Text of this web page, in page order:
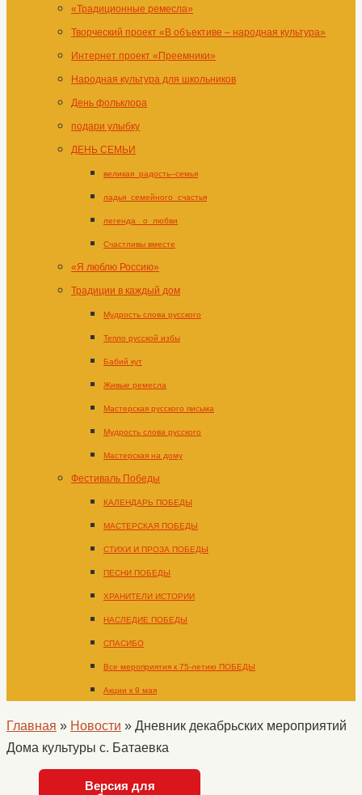
«Традиционные ремесла»
Творческий проект «В объективе – народная культура»
Интернет проект «Преемники»
Народная культура для школьников
День фольклора
подари улыбку
ДЕНЬ СЕМЬИ
великая_радость–семья
ладья_семейного_счастья
легенда _о_любви
Счастливы вместе
«Я люблю Россию»
Традиции в каждый дом
Мудрость слова русского
Тепло русской избы
Бабий кут
Живые ремесла
Мастерская русского письма
Мудрость слова русского
Мастерская на дому
Фестиваль Победы
КАЛЕНДАРЬ ПОБЕДЫ
МАСТЕРСКАЯ ПОБЕДЫ
СТИХИ И ПРОЗА ПОБЕДЫ
ПЕСНИ ПОБЕДЫ
ХРАНИТЕЛИ ИСТОРИИ
НАСЛЕДИЕ ПОБЕДЫ
СПАСИБО
Все мероприятия к 75-летию ПОБЕДЫ
Акции к 9 мая
Главная » Новости » Дневник декабрьских мероприятий
Дома культуры с. Батаевка
Версия для